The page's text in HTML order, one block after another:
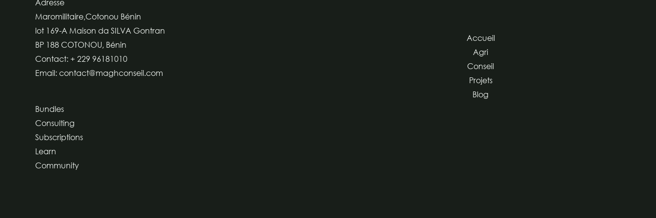
Adresse
Maromilitaire,Cotonou Bénin
lot 169-A Maison da SILVA Gontran
BP 188 COTONOU, Bénin
Contact: + 229 96181010
Email: contact@maghconseil.com
Bundles
Consulting
Subscriptions
Learn
Community
Accueil
Agri
Conseil
Projets
Blog